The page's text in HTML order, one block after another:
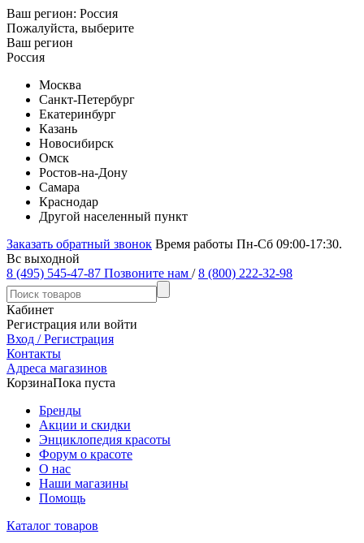
Ваш регион: Россия
Пожалуйста, выберите
Ваш регион
Россия
Москва
Санкт-Петербург
Екатеринбург
Казань
Новосибирск
Омск
Ростов-на-Дону
Самара
Краснодар
Другой населенный пункт
Заказать обратный звонок Время работы Пн-Сб 09:00-17:30.
Вс выходной
8 (495) 545-47-87 Позвоните нам / 8 (800) 222-32-98
Кабинет
Регистрация или войти
Вход / Регистрация
Контакты
Адреса магазинов
КорзинаПока пуста
Бренды
Акции и скидки
Энциклопедия красоты
Форум о красоте
О нас
Наши магазины
Помощь
Каталог товаров